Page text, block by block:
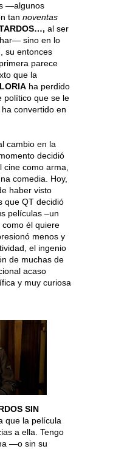
—algunos
tan noventas
al ser
sino en lo
su entonces
parece
que la
ha perdido
político que se le
convertido en
cambio en la
decidió
como arma,
comedia. Hoy,
haber visto
que QT decidió
películas –un
él quiere
menos y
el ingenio
de muchas de
acaso
y muy curiosa
SIN
que la película
a ella. Tengo
—o sin su